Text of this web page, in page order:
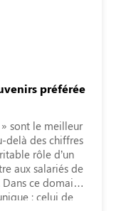
préférée
sont le meilleur
delà des chiffres
rôle d’un
aux salariés de
ce domaine,
: celui de